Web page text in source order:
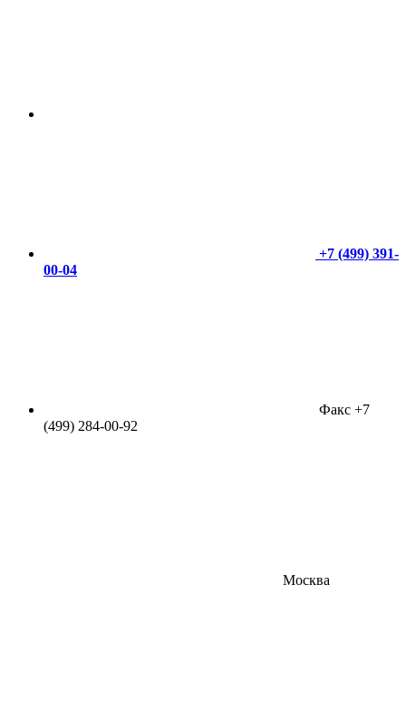
+7 (499) 391-
00-04
Факс +7
(499) 284-00-92
Москва